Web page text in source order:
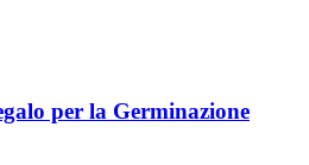
per la Germinazione